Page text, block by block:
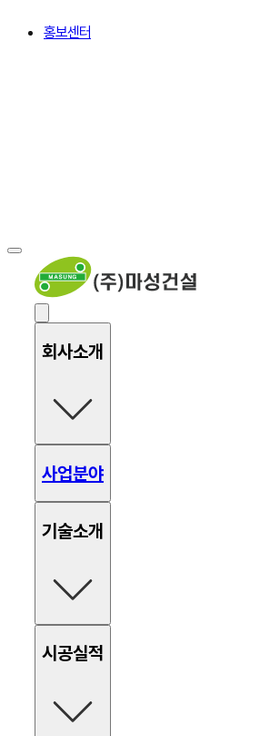
홍보센터
회사소개
사업분야
기술소개
함체추진현장타설
터널부 락볼트
시공실적